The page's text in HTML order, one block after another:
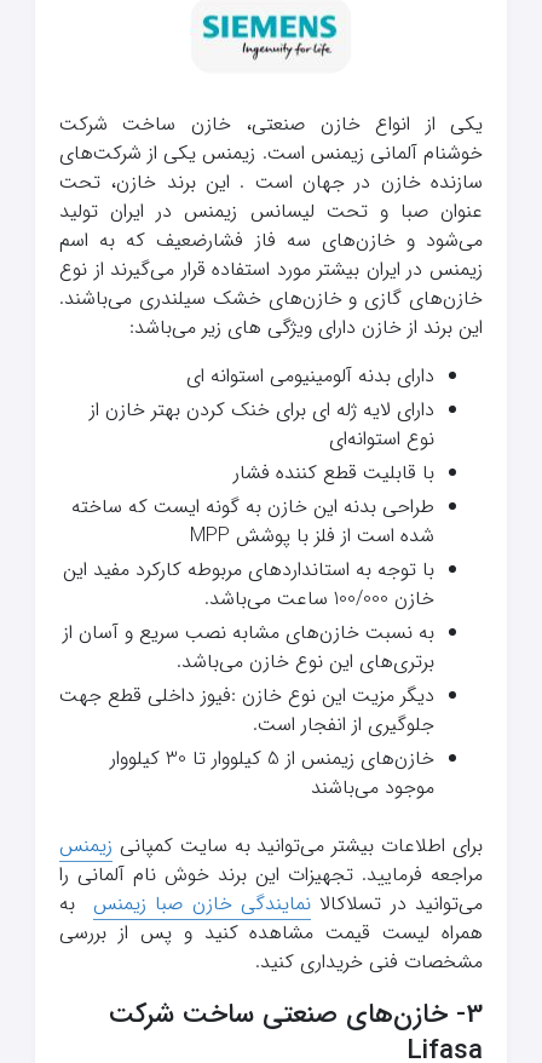
یکی از انواع خازن صنعتی، خازن ساخت شرکت
خوشنام آلمانی زیمنس است. زیمنس یکی از شرکت‌های
سازنده خازن در جهان است . این برند خازن، تحت
عنوان صبا و تحت لیسانس زیمنس در ایران تولید
می‌شود و خازن‌های سه فاز فشارضعیف که به اسم
زیمنس در ایران بیشتر مورد استفاده قرار می‌گیرند از نوع
خازن‌های گازی و خازن‌های خشک سیلندری می‌باشند.
این برند از خازن دارای ویژگی های زیر می‌باشد:
دارای بدنه آلومینیومی استوانه ای
دارای لایه ژله ای برای خنک کردن بهتر خازن از
نوع استوانه‌ای
با قابلیت قطع کننده فشار
طراحی بدنه این خازن به گونه ایست که ساخته
شده است از فلز با پوشش MPP
با توجه به استانداردهای مربوطه کارکرد مفید این
خازن 100/000 ساعت می‌باشد.
به نسبت خازن‌های مشابه نصب سریع و آسان از
برتری‌های این نوع خازن می‌باشد.
دیگر مزیت این نوع خازن :فیوز داخلی قطع جهت
جلوگیری از انفجار است.
خازن‌های زیمنس
از 5 کیلووار تا 30 کیلووار
موجود می‌باشند
برای اطلاعات بیشتر می‌توانید به سایت کمپانی زیمنس
مراجعه فرمایید. تجهیزات این برند خوش نام آلمانی را
می‌توانید در تسلاکالانمایندگی خازن صبا زیمنس به
همراه لیست قیمت مشاهده کنید و پس از بررسی
مشخصات فنی خریداری کنید.
3- خازن‌های صنعتی ساخت شرکت
Lifasa